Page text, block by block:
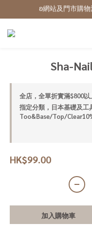
ʚ 網站免費登記
ʚ網站及門市購
Sha-
全店，全單折實滿$800
指定分類，日本基礎及
Too&Base/Top/
HK$99.00
加入購物車